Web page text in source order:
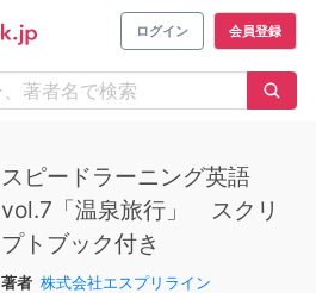
ログイン 会員登録
スピードラーニング英語
vol.7「温泉旅行」 スクリ
プトブック付き
著者 株式会社エスプリライン